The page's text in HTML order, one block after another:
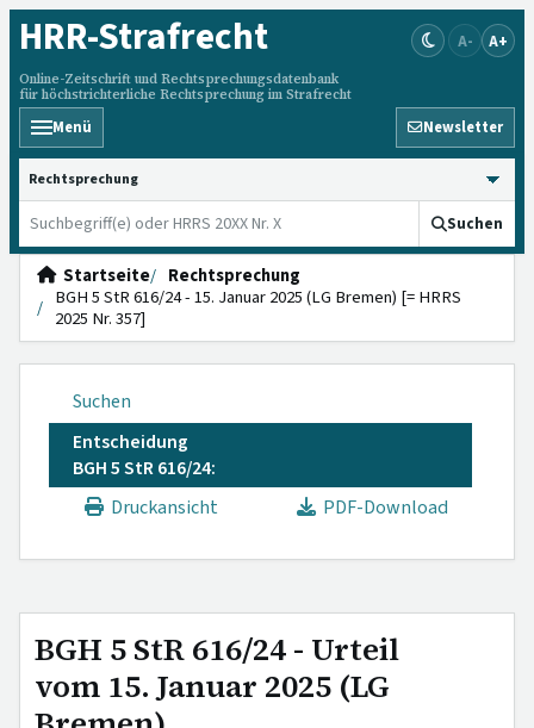
HRR-Strafrecht
Online-Zeitschrift und Rechtsprechungsdatenbank
für höchstrichterliche Rechtsprechung im Strafrecht
A- A+
Menü Newsletter
HRRS durchsuchen
Suchen
Startseite
Rechtsprechung
BGH 5 StR 616/24 - 15. Januar 2025 (LG Bremen) [= HRRS
2025 Nr. 357]
Suchen
Entscheidung
BGH 5 StR 616/24:
Druckansicht
PDF-Download
BGH 5 StR 616/24 - Urteil
vom 15. Januar 2025 (LG